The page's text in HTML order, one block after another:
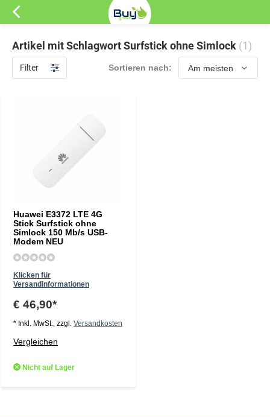
Artikel mit Schlagwort Surfstick ohne Simlock (1)
Filter Sortieren nach:
Huawei E3372 LTE 4G
Stick Surfstick ohne
Simlock 150 Mb/s USB-
Modem NEU
Klicken für
Versandinformationen
€ 46,90*
* Inkl. MwSt., zzgl. Versandkosten
Vergleichen
Nicht auf Lager